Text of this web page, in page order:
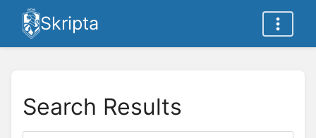
Skripta
Search Results